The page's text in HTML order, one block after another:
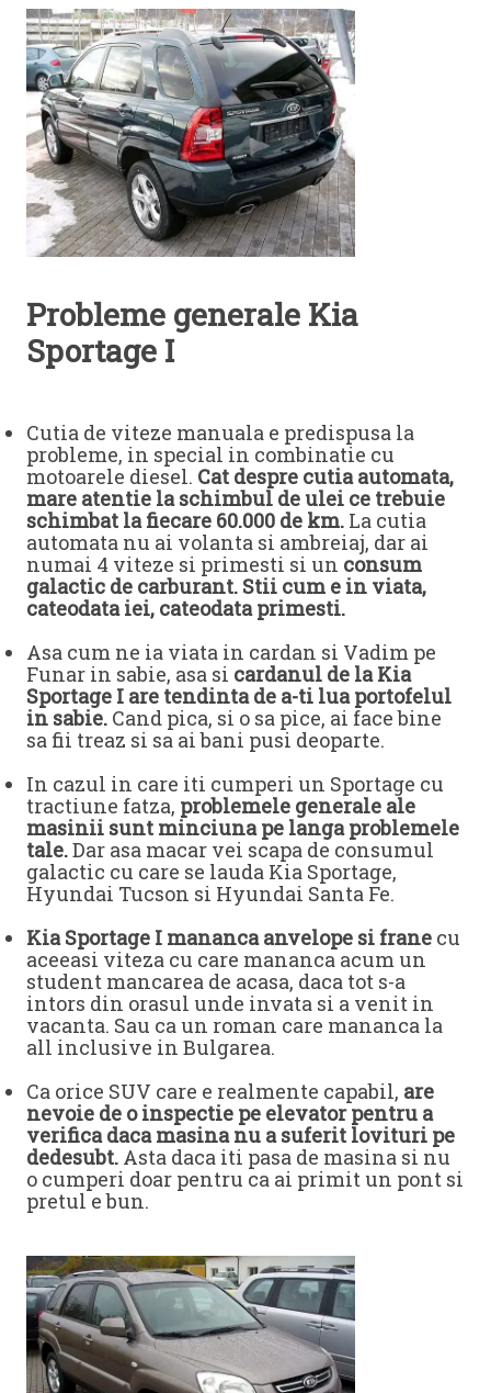
Probleme generale Kia
Sportage I
Cutia de viteze manuala e predispusa la
probleme, in special in combinatie cu
motoarele diesel. Cat despre cutia automata,
mare atentie la schimbul de ulei ce trebuie
schimbat la fiecare 60.000 de km. La cutia
automata nu ai volanta si ambreiaj, dar ai
numai 4 viteze si primesti si un consum
galactic de carburant. Stii cum e in viata,
cateodata iei, cateodata primesti.
Asa cum ne ia viata in cardan si Vadim pe
Funar in sabie, asa si cardanul de la Kia
Sportage I are tendinta de a-ti lua portofelul
in sabie. Cand pica, si o sa pice, ai face bine
sa fii treaz si sa ai bani pusi deoparte.
In cazul in care iti cumperi un Sportage cu
tractiune fatza, problemele generale ale
masinii sunt minciuna pe langa problemele
tale.Dar asa macar vei scapa de consumul
galactic cu care se lauda Kia Sportage,
Hyundai Tucson si Hyundai Santa Fe.
Kia Sportage I mananca anvelope si frane cu
aceeasi viteza cu care mananca acum un
student mancarea de acasa, daca tot s-a
intors din orasul unde invata si a venit in
vacanta. Sau ca un roman care mananca la
all inclusive in Bulgarea.
Ca orice SUV care e realmente capabil, are
nevoie de o inspectie pe elevator pentru a
verifica daca masina nu a suferit lovituri pe
dedesubt. Asta daca iti pasa de masina si nu
o cumperi doar pentru ca ai primit un pont si
pretul e bun.